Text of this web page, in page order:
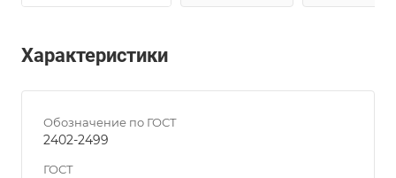
Характеристики
Обозначение по ГОСТ
2402-2499
ГОСТ